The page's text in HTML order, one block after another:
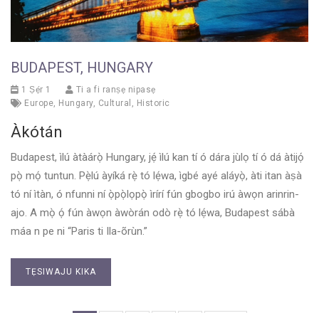
BUDAPEST, HUNGARY
1 Ṣẹ́r 1
Ti a fi ranṣẹ nipasẹ
Europe Hungary, Cultural Historic
Àkótán
Budapest, ìlú àtàárọ̀ Hungary, jẹ́ ìlú kan tí ó dára jùlọ tí ó dá àtijọ́
pọ̀ mọ́ tuntun. Pẹ̀lú àyíká rẹ̀ tó lẹ́wa, ìgbé ayé aláyọ̀, àti itan àṣà
tó ní ìtàn, ó nfunni ní ọ̀pọ̀lọpọ̀ ìrírí fún gbogbo irú àwọn arinrin-
ajo. A mọ̀ ọ́ fún àwọn àwòrán odò rẹ̀ tó lẹ́wa, Budapest sábà
máa n pe ni “Paris ti Ila-õrùn.”
TẸSIWAJU KIKA